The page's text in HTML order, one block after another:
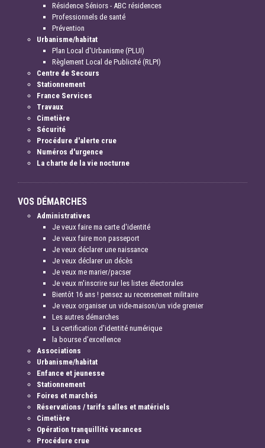
Résidence Séniors - ABC résidences
Professionnels de santé
Prévention
Urbanisme/habitat
Plan Local d'Urbanisme (PLUI)
Règlement Local de Publicité (RLPI)
Centre de Secours
Stationnement
France Services
Travaux
Cimetière
Sécurité
Procédure d'alerte crue
Numéros d'urgence
La charte de la vie nocturne
VOS DÉMARCHES
Administratives
Je veux faire ma carte d'identité
Je veux faire mon passeport
Je veux déclarer une naissance
Je veux déclarer un décès
Je veux me marier/pacser
Je veux m'inscrire sur les listes électorales
Bientôt 16 ans ! pensez au recensement militaire
Je veux organiser un vide-maison/un vide grenier
Les autres démarches
La certification d'identité numérique
la bourse d'excellence
Associations
Urbanisme/habitat
Enfance et jeunesse
Stationnement
Foires et marchés
Réservations / tarifs salles et matériels
Cimetière
Opération tranquillité vacances
Procédure crue